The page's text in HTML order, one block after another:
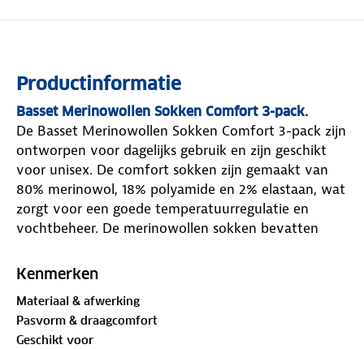
Productinformatie
Basset Merinowollen Sokken Comfort 3-pack.
De Basset Merinowollen Sokken Comfort 3-pack zijn
ontworpen voor dagelijks gebruik en zijn geschikt
voor unisex. De comfort sokken zijn gemaakt van
80% merinowol, 18% polyamide en 2% elastaan, wat
zorgt voor een goede temperatuurregulatie en
vochtbeheer. De merinowollen sokken bevatten
aan demping en comfort. De ventilatiepanelen
droog blijven. De Basset sokken zijn voorzien van
een elastische ribstructuur die voorkomt dat de
sokken afzakken. De naadloze teenafwerking zorgt
Kenmerken
Materiaal & afwerking
Pasvorm & draagcomfort
Geschikt voor